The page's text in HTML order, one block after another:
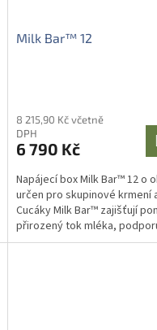
Milk Bar™ 12
8 215,90 Kč včetně
DPH
6 790 Kč
Napájecí box Milk Bar™ 12 o
určen pro skupinové krmení
Cucáky Milk Bar™ zajišťují
přirozený tok mléka,